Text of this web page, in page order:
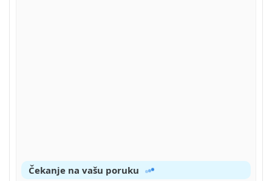
Čekanje na vašu poruku